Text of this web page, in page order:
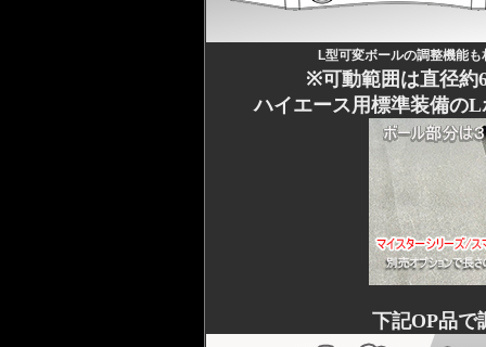
L型可変ボールの調整機能
※可動範囲は直径約
ハイエース用標準装備のL
下記OP品で